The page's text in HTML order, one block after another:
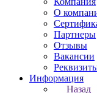
О
Партнеры
Отзывы
Вакансии
Информация
Назад